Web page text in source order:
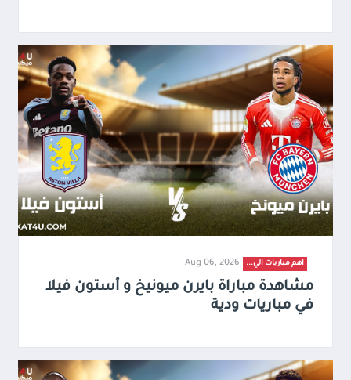
اهم مباريات الي... Aug 06, 2026
مشاهدة مباراة بايرن ميونيخ و أستون فيلا
في مباريات ودية